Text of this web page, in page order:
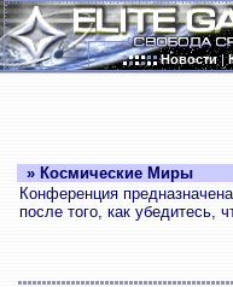
Новости|
» Космические Миры
Конференция
после того, как убедитесь,